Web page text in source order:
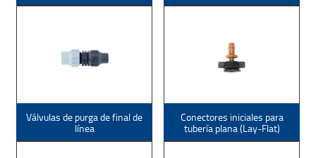
Válvulas de purga de final de
línea
Conectores iniciales para
tubería plana (Lay-Flat)